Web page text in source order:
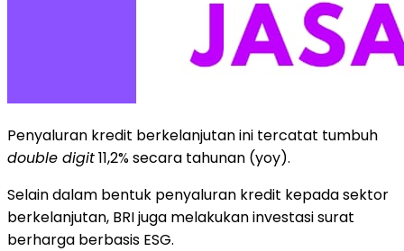
Penyaluran kredit berkelanjutan ini tercatat tumbuh
double digit11,2% secara tahunan (yoy).
Selain dalam bentuk penyaluran kredit kepada sektor
berkelanjutan, BRI juga melakukan investasi surat
berharga berbasis ESG.